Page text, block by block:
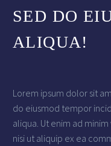
SED DO
ALIQUA!
Lorem ipsum dolor sit
do eiusmod tempor
aliqua. Ut enim ad
nisi ut aliquip ex ea